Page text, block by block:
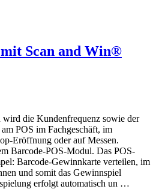
Scan and Win®
die Kundenfrequenz sowie der
POS im Fachgeschäft, im
Eröffnung oder auf Messen.
Barcode-POS-Modul. Das POS-
Barcode-Gewinnkarte verteilen, im
und somit das Gewinnspiel
erfolgt automatisch un …